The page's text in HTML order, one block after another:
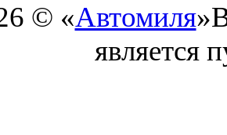
© «Автомиля»
является